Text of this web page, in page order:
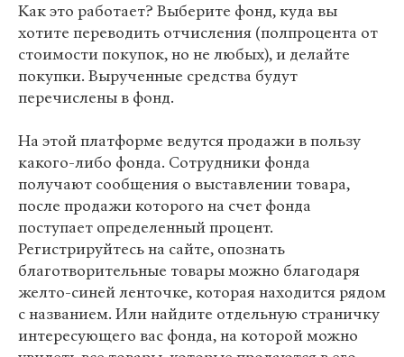
Как это работает? Выберите фонд, куда вы
хотите переводить отчисления (полпроцента от
стоимости покупок, но не любых), и делайте
покупки. Вырученные средства будут
перечислены в фонд.
На этой платформе ведутся продажи в пользу
какого-либо фонда. Сотрудники фонда
получают сообщения о выставлении товара,
после продажи которого на счет фонда
поступает определенный процент.
Регистрируйтесь на сайте, опознать
благотворительные товары можно благодаря
желто-синей ленточке, которая находится рядом
с названием. Или найдите отдельную страничку
интересующего вас фонда, на которой можно